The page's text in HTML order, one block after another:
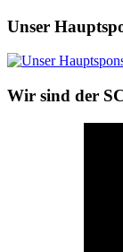
Unser
Wir sind der